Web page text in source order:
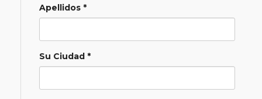
Apellidos *
Su Ciudad *